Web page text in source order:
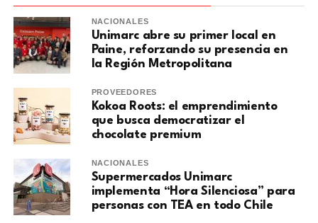
NACIONALES
Unimarc abre su primer local en
Paine, reforzando su presencia en
la Región Metropolitana
PROVEEDORES
Kokoa Roots: el emprendimiento
que busca democratizar el
chocolate premium
NACIONALES
Supermercados Unimarc
implementa “Hora Silenciosa” para
personas con TEA en todo Chile